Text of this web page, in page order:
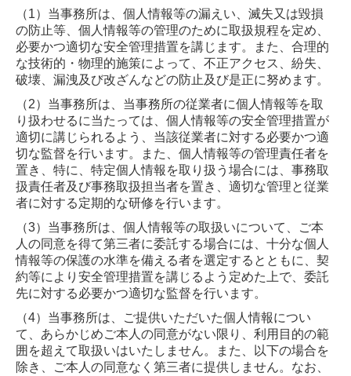
（1）当事務所は、個人情報等の漏えい、滅失又は毀損
の防止等、個人情報等の管理のために取扱規程を定め、
必要かつ適切な安全管理措置を講じます。また、合理的
な技術的・物理的施策によって、不正アクセス、紛失、
破壊、漏洩及び改ざんなどの防止及び是正に努めます。
（2）当事務所は、当事務所の従業者に個人情報等を取
り扱わせるに当たっては、個人情報等の安全管理措置が
適切に講じられるよう、当該従業者に対する必要かつ適
切な監督を行います。また、個人情報等の管理責任者を
置き、特に、特定個人情報を取り扱う場合には、事務取
扱責任者及び事務取扱担当者を置き、適切な管理と従業
者に対する定期的な研修を行います。
（3）当事務所は、個人情報等の取扱いについて、ご本
人の同意を得て第三者に委託する場合には、十分な個人
情報等の保護の水準を備える者を選定するとともに、契
約等により安全管理措置を講じるよう定めた上で、委託
先に対する必要かつ適切な監督を行います。
（4）当事務所は、ご提供いただいた個人情報につい
て、あらかじめご本人の同意がない限り、利用目的の範
囲を超えて取扱いはいたしません。また、以下の場合を
除き、ご本人の同意なく第三者に提供しません。なお、